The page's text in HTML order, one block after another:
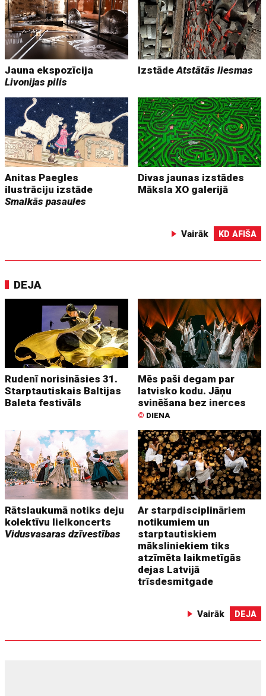
Jauna ekspozīcija
Livonijas pilis
IzstādeAtstātās liesmas
Anitas Paegles
ilustrāciju izstāde
Smalkās pasaules
Divas jaunas izstādes
Māksla XO galerijā
Vairāk KD AFIŠA
DEJA
Rudenī norisināsies 31.
Starptautiskais Baltijas
Baleta festivāls
Mēs paši degam par
latvisko kodu. Jāņu
svinēšana bez inerces
© DIENA
Rātslaukumā notiks deju
kolektīvu lielkoncerts
Vidusvasaras dzīvestības
Ar starpdisciplināriem
notikumiem un
starptautiskiem
māksliniekiem tiks
atzīmēta laikmetīgās
dejas Latvijā
trīsdesmitgade
Vairāk DEJA